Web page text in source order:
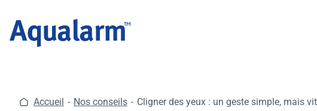
contenu
Accueil Nos conseils Cligner des yeux : un geste simple, mais